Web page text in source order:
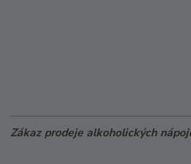
Zákaz prodeje alkoholických